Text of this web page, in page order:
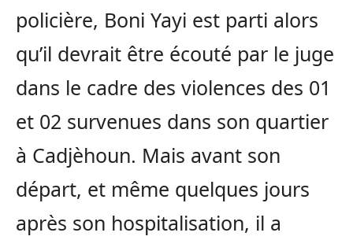
policière, Boni Yayi est parti alors
qu’il devrait être écouté par le juge
dans le cadre des violences des 01
et 02 survenues dans son quartier
à Cadjèhoun. Mais avant son
départ, et même quelques jours
après son hospitalisation, il a